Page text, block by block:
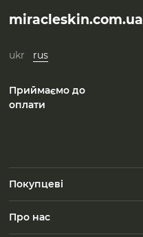
miracleskin.com.ua
ukr rus
Приймаємо до
оплати
Покупцеві
Про нас